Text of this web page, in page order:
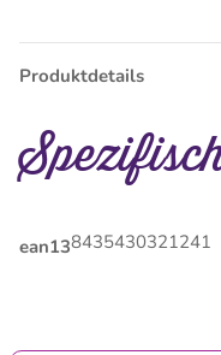
Produktdetails
ean138435430321241